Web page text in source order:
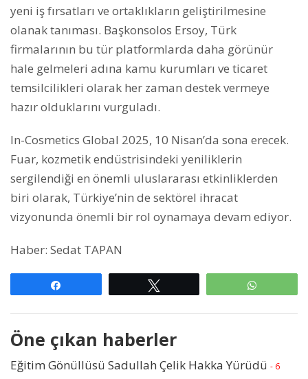
yeni iş fırsatları ve ortaklıkların geliştirilmesine
olanak tanıması. Başkonsolos Ersoy, Türk
firmalarının bu tür platformlarda daha görünür
hale gelmeleri adına kamu kurumları ve ticaret
temsilcilikleri olarak her zaman destek vermeye
hazır olduklarını vurguladı.
In-Cosmetics Global 2025, 10 Nisan’da sona erecek.
Fuar, kozmetik endüstrisindeki yeniliklerin
sergilendiği en önemli uluslararası etkinliklerden
biri olarak, Türkiye’nin de sektörel ihracat
vizyonunda önemli bir rol oynamaya devam ediyor.
Haber: Sedat TAPAN
Öne çıkan haberler
Eğitim Gönüllüsü Sadullah Çelik Hakka Yürüdü - 6